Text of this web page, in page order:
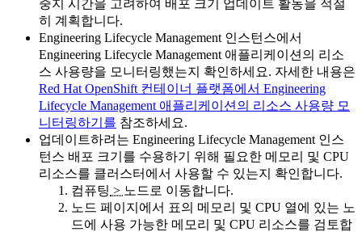
중지 시간을 고려하여 배포 크기 업데이트 활동을 적절
히 계획합니다.
Engineering Lifecycle Management 인스턴스에서
Engineering Lifecycle Management 애플리케이션의 리소
스 사용량을 모니터링했는지 확인하세요. 자세한 내용은
Red Hat OpenShift 컨테이너 플랫폼에서 Engineering
Lifecycle Management 애플리케이션의 리소스 사용량 모
니터링하기를 참조하세요.
업데이트하려는 Engineering Lifecycle Management 인스
턴스 배포 크기를 수용하기 위해 필요한 메모리 및 CPU
리소스를 클러스터에서 사용할 수 있는지 확인합니다.
컴퓨팅 > 노드로 이동합니다.
노드 페이지에서 표의 메모리 및 CPU 열에 있는 노
드에 사용 가능한 메모리 및 CPU 리소스를 검토합